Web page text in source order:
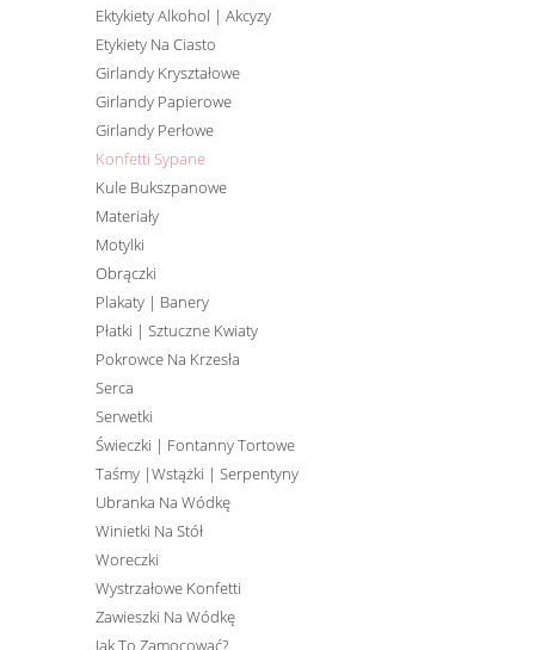
Ektykiety Alkohol | Akcyzy
Etykiety Na Ciasto
Girlandy Kryształowe
Girlandy Papierowe
Girlandy Perłowe
Konfetti Sypane
Kule Bukszpanowe
Materiały
Motylki
Obrączki
Plakaty | Banery
Płatki | Sztuczne Kwiaty
Pokrowce Na Krzesła
Serca
Serwetki
Świeczki | Fontanny Tortowe
Taśmy |wstążki | Serpentyny
Ubranka Na Wódkę
Winietki Na Stół
Woreczki
Wystrzałowe Konfetti
Zawieszki Na Wódkę
Jak To Zamocować?